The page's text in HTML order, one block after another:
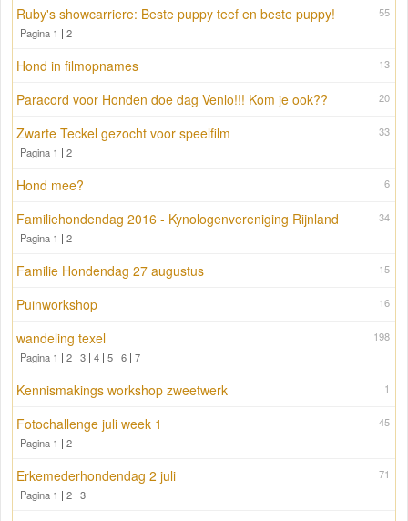
55
Ruby's showcarriere: Beste puppy teef en beste puppy!
Pagina 1 | 2
13
Hond in filmopnames
20
Paracord voor Honden doe dag Venlo!!! Kom je ook??
33
Zwarte Teckel gezocht voor speelfilm
Pagina 1 | 2
6
Hond mee?
34
Familiehondendag 2016 - Kynologenvereniging Rijnland
Pagina 1 | 2
15
Familie Hondendag 27 augustus
16
Puinworkshop
198
wandeling texel
Pagina 1 | 2 | 3 | 4 | 5 | 6 | 7
1
Kennismakings workshop zweetwerk
45
Fotochallenge juli week 1
Pagina 1 | 2
71
Erkemederhondendag 2 juli
Pagina 1 | 2 | 3